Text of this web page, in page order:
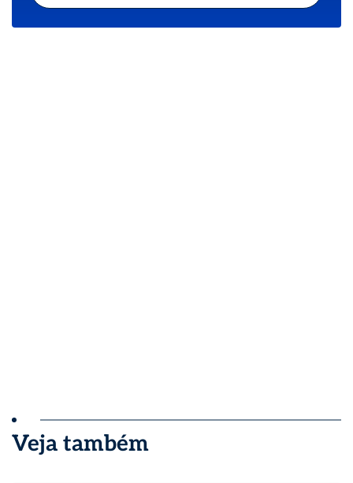
Veja também